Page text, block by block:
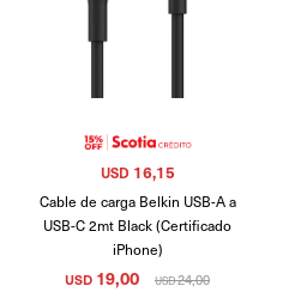
Cable de carga Belkin USB-A a
USB-C 2mt Black (Certificado
iPhone)
USD 19,00 USD24,00
USD 16,15